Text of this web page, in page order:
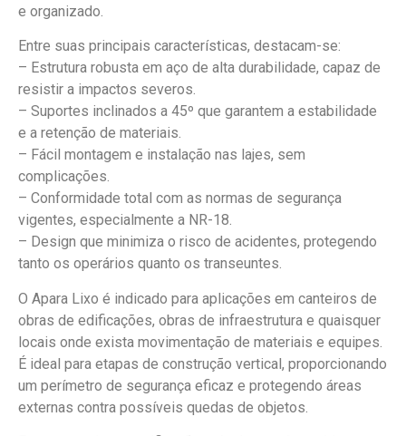
e organizado.
Entre suas principais características, destacam-se:
– Estrutura robusta em aço de alta durabilidade, capaz de
resistir a impactos severos.
– Suportes inclinados a 45º que garantem a estabilidade
e a retenção de materiais.
– Fácil montagem e instalação nas lajes, sem
complicações.
– Conformidade total com as normas de segurança
vigentes, especialmente a NR-18.
– Design que minimiza o risco de acidentes, protegendo
tanto os operários quanto os transeuntes.
O Apara Lixo é indicado para aplicações em canteiros de
obras de edificações, obras de infraestrutura e quaisquer
locais onde exista movimentação de materiais e equipes.
É ideal para etapas de construção vertical, proporcionando
um perímetro de segurança eficaz e protegendo áreas
externas contra possíveis quedas de objetos.